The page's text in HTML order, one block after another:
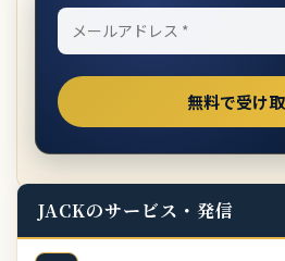
JACKのサービス・発信